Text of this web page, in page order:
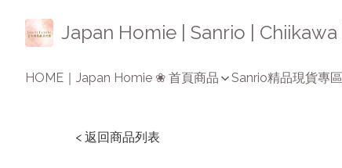
Japan Homie | Sanrio |
HOME｜Japan Homie ❀ 首頁商品 Sanrio精品現貨專區
< 返回商品列表